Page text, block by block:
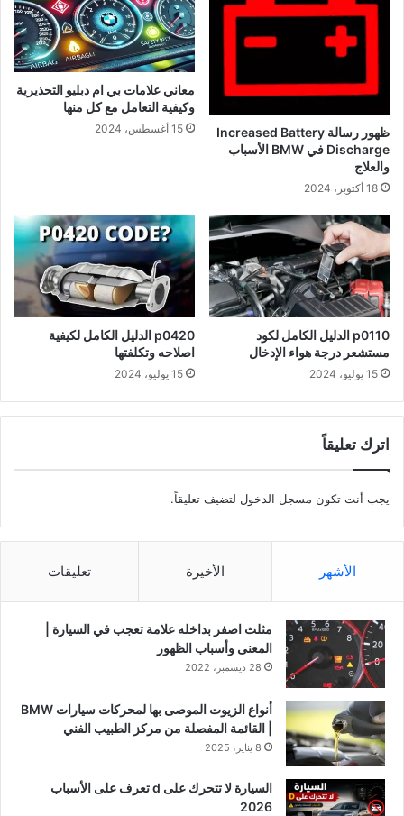
ظهور رسالة Increased Battery
Discharge في BMW الأسباب
والعلاج
18 أكتوبر، 2024
معاني علامات بي ام دبليو التحذيرية
وكيفية التعامل مع كل منها
15 أغسطس، 2024
p0110 الدليل الكامل لكود
مستشعر درجة هواء الإدخال
15 يوليو، 2024
p0420 الدليل الكامل لكيفية
اصلاحه وتكلفتها
15 يوليو، 2024
اترك تعليقاً
يجب أنت تكون مسجل الدخول لتضيف تعليقاً.
الأشهر الأخيرة تعليقات
مثلث اصفر بداخله علامة تعجب في السيارة |
المعنى وأسباب الظهور
28 ديسمبر، 2022
أنواع الزيوت الموصى بها لمحركات سيارات BMW
| القائمة المفصلة من مركز الطبيب الفني
8 يناير، 2025
السيارة لا تتحرك على d تعرف على الأسباب
2026